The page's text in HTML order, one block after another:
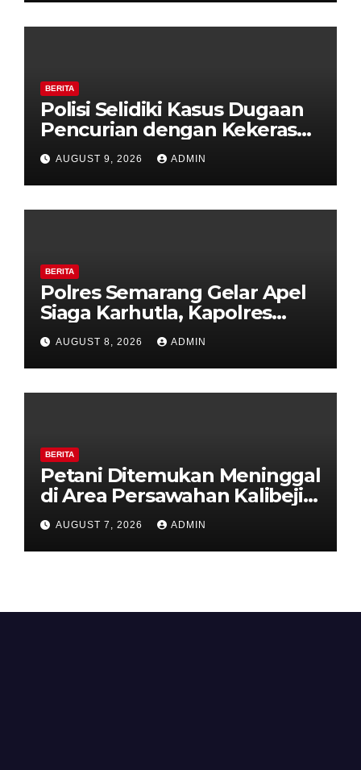
BERITA
Polisi Selidiki Kasus Dugaan
Pencurian dengan Kekerasan
di Counter HP Royal Phone
Ambarawa.
AUGUST 9, 2026 ADMIN
BERITA
Polres Semarang Gelar Apel
Siaga Karhutla, Kapolres
Tekankan Sinergi dan
Kesiapsiagaan Hadapi Musim
Kemarau.
AUGUST 8, 2026 ADMIN
BERITA
Petani Ditemukan Meninggal
di Area Persawahan Kalibeji,
Polisi Pastikan Tidak Ada
Tanda Kekerasan
AUGUST 7, 2026 ADMIN